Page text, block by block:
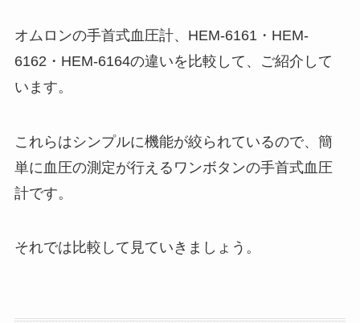
オムロンの手首式血圧計、HEM-6161・HEM-
6162・HEM-6164の違いを比較して、ご紹介して
います。
これらはシンプルに機能が絞られているので、簡
単に血圧の測定が行えるワンボタンの手首式血圧
計です。
それでは比較して見ていきましょう。